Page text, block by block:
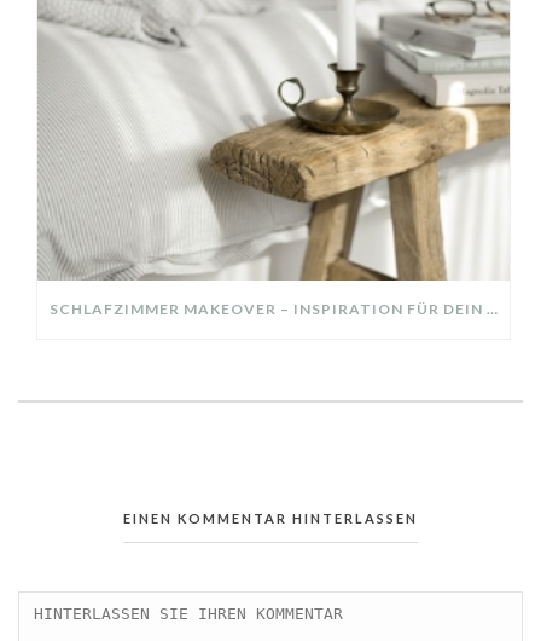
SCHLAFZIMMER MAKEOVER – INSPIRATION FÜR DEIN SCHLAFZIMMER: AUS ALT MACH NEU – HELL, GEMÜTLICH UND EINLADEND
EINEN KOMMENTAR HINTERLASSEN